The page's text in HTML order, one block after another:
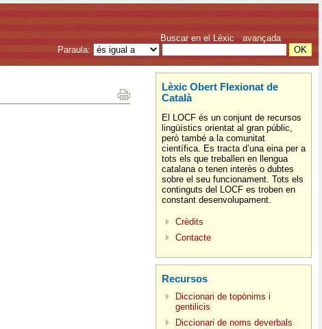
Buscar en el Lèxic avançada
Paraula:
Lèxic Obert Flexionat de
Català
El LOCF és un conjunt de recursos
lingüístics orientat al gran públic,
però també a la comunitat
científica. Es tracta d’una eina per a
tots els que treballen en llengua
catalana o tenen interès o dubtes
sobre el seu funcionament. Tots els
continguts del LOCF es troben en
constant desenvolupament.
Crèdits
Contacte
Recursos
Diccionari de topònims i
gentilicis
Diccionari de noms deverbals